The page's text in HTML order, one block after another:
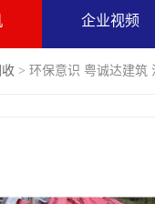
企业视频
> 环保意识 粤诚达建筑